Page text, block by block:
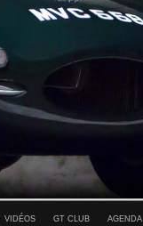
VIDÉOS GT CLUB AGENDA